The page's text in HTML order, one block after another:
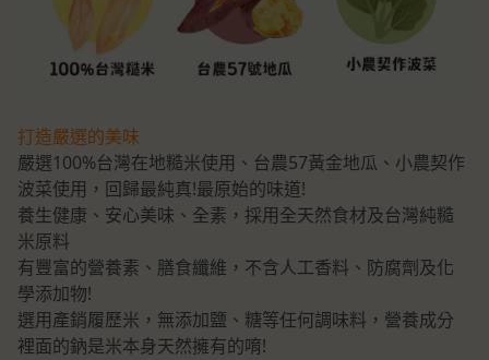
打造嚴選的美味
嚴選100%台灣在地糙米使用、台農57黃金地瓜、小農契作
波菜使用，回歸最純真!最原始的味道!
養生健康、安心美味、全素，採用全天然食材及台灣純糙
米原料
有豐富的營養素、膳食纖維，不含人工香料、防腐劑及化
學添加物!
選用產銷履歷米，無添加鹽、糖等任何調味料，營養成分
裡面的鈉是米本身天然擁有的唷!